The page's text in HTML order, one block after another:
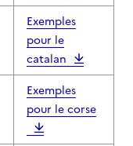
Exemples
pour le
catalan
Exemples
pour le corse